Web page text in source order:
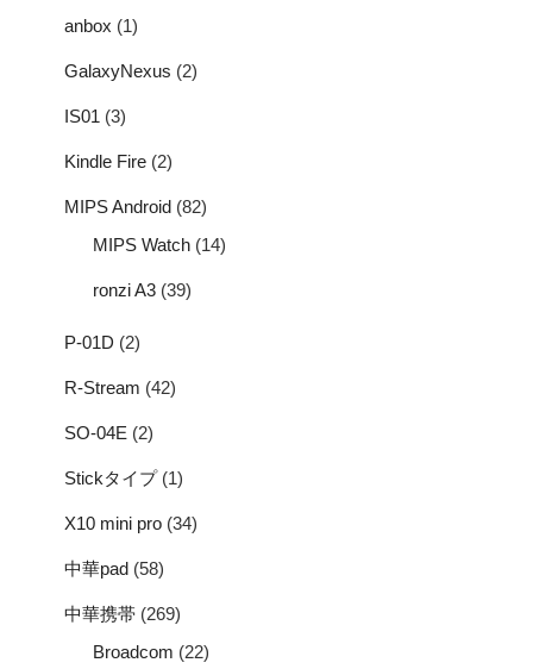
anbox (1)
GalaxyNexus (2)
IS01 (3)
Kindle Fire (2)
MIPS Android (82)
MIPS Watch (14)
ronzi A3 (39)
P-01D (2)
R-Stream (42)
SO-04E (2)
Stickタイプ(1)
X10 mini pro (34)
中華pad (58)
中華携帯 (269)
Broadcom (22)